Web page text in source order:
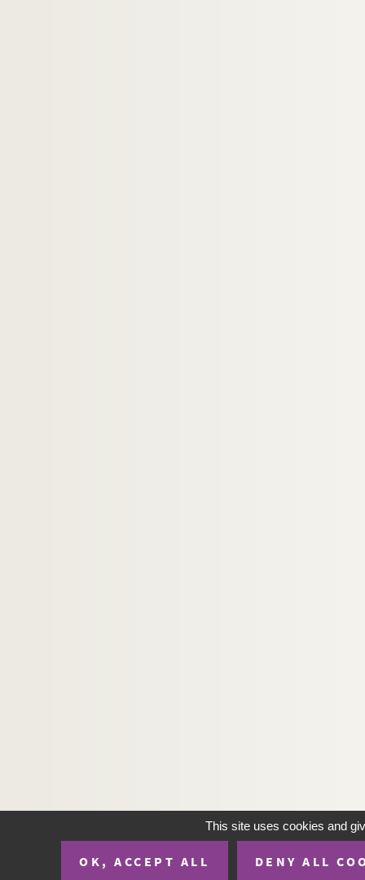
This site uses cookies and
OK, ACCEPT ALL DENY ALL